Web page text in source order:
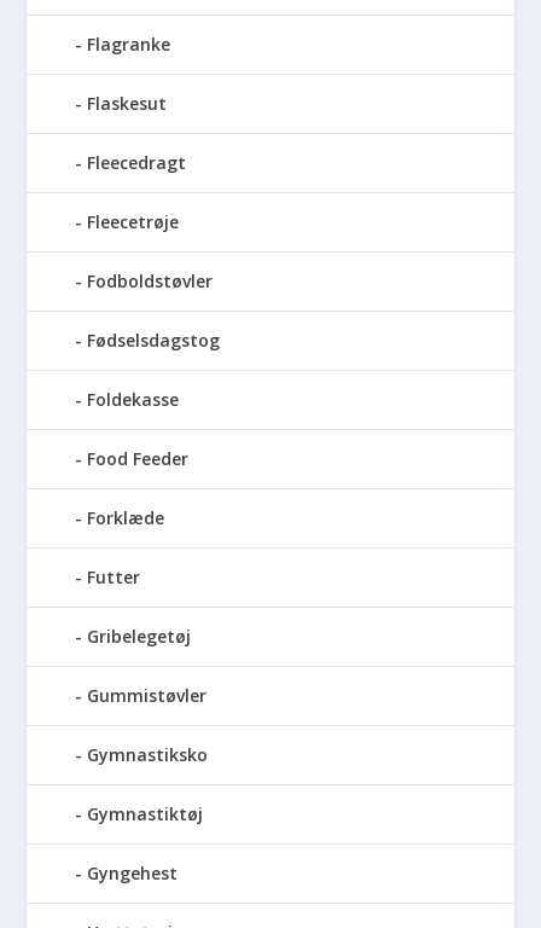
Flagranke
Flaskesut
Fleecedragt
Fleecetrøje
Fodboldstøvler
Fødselsdagstog
Foldekasse
Food Feeder
Forklæde
Futter
Gribelegetøj
Gummistøvler
Gymnastiksko
Gymnastiktøj
Gyngehest